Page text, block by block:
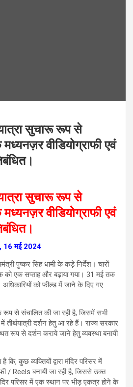
सुचारू रूप से
वीडियोग्राफी एवं
सुचारू रूप से
वीडियोग्राफी एवं
16 मई 2024
पुष्कर सिंह धामी के कड़े निर्देश। चारों
को एक सप्ताह और बढ़ाया गया। 31 मई तक
अधिकारियों को फील्ड में जाने के दिए गए
रूप से संचालित की जा रही है, जिसमें सभी
तीर्थयात्री दर्शन हेतु आ रहे हैं। राज्य सरकार
रूप से दर्शन कराये जाने हेतु व्यवस्था बनायी
कि, कुछ व्यक्तियों द्वारा मंदिर परिसर में
/ Reels बनायी जा रही है, जिससे उक्त
परिसर में एक स्थान पर भीड़ एकत्र होने के